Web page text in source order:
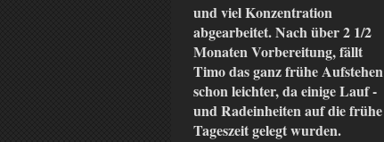
und viel Konzentration
abgearbeitet. Nach über 2 1/2
Monaten Vorbereitung, fällt
Timo das ganz frühe Aufstehen
schon leichter, da einige Lauf -
und Radeinheiten auf die frühe
Tageszeit gelegt wurden.